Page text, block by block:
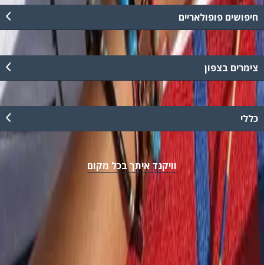
חיפושים פופולאריים
צימרים בצפון
כללי
וויקנד איתך בכל מקום